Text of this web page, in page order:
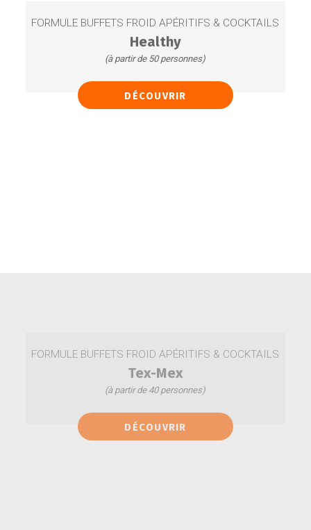
FORMULE BUFFETS FROID APÉRITIFS & COCKTAILS
Healthy
(à partir de 50 personnes)
Verrines végétariennes
Mini bruschettas aux légumes
Salade de fruits de saison
DÉCOUVRIR
FORMULE BUFFETS FROID APÉRITIFS & COCKTAILS
Tex-Mex
(à partir de 40 personnes)
Tacos mexicain au boeuf
Tacos mexicain végétarien
Tacos mexicain au poulet
DÉCOUVRIR